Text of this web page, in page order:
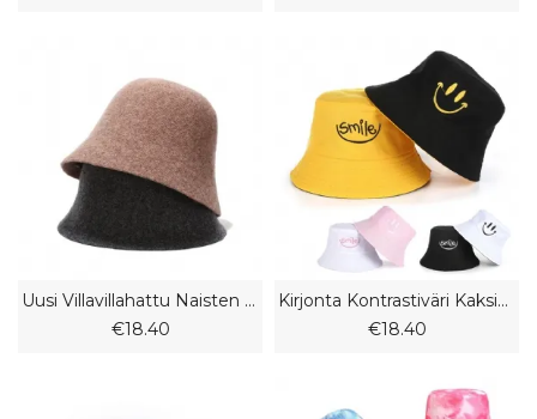
Uusi Villavillahattu Naisten Syksyn Ja Talven Muoti Casual Kalastajahattu Matka Retro Huopahattu
€18.40
Kirjonta Kontrastiväri Kaksipuolinen Kalastajahattu Naaras Ulkona Aurinkosuojalippis Uros
€18.40